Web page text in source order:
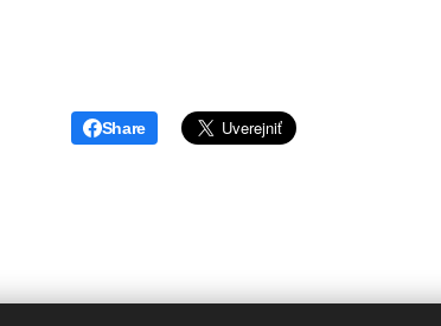
Share